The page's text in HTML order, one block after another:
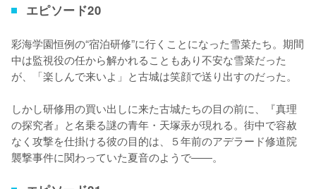
エピソード20
彩海学園恒例の“宿泊研修”に行くことになった雪菜たち。期間
中は監視役の任から解かれることもあり不安な雪菜だった
が、「楽しんで来いよ」と古城は笑顔で送り出すのだった。
しかし研修用の買い出しに来た古城たちの目の前に、『真理
の探究者』と名乗る謎の青年・天塚汞が現れる。街中で容赦
なく攻撃を仕掛ける彼の目的は、５年前のアデラード修道院
襲撃事件に関わっていた夏音のようで――。